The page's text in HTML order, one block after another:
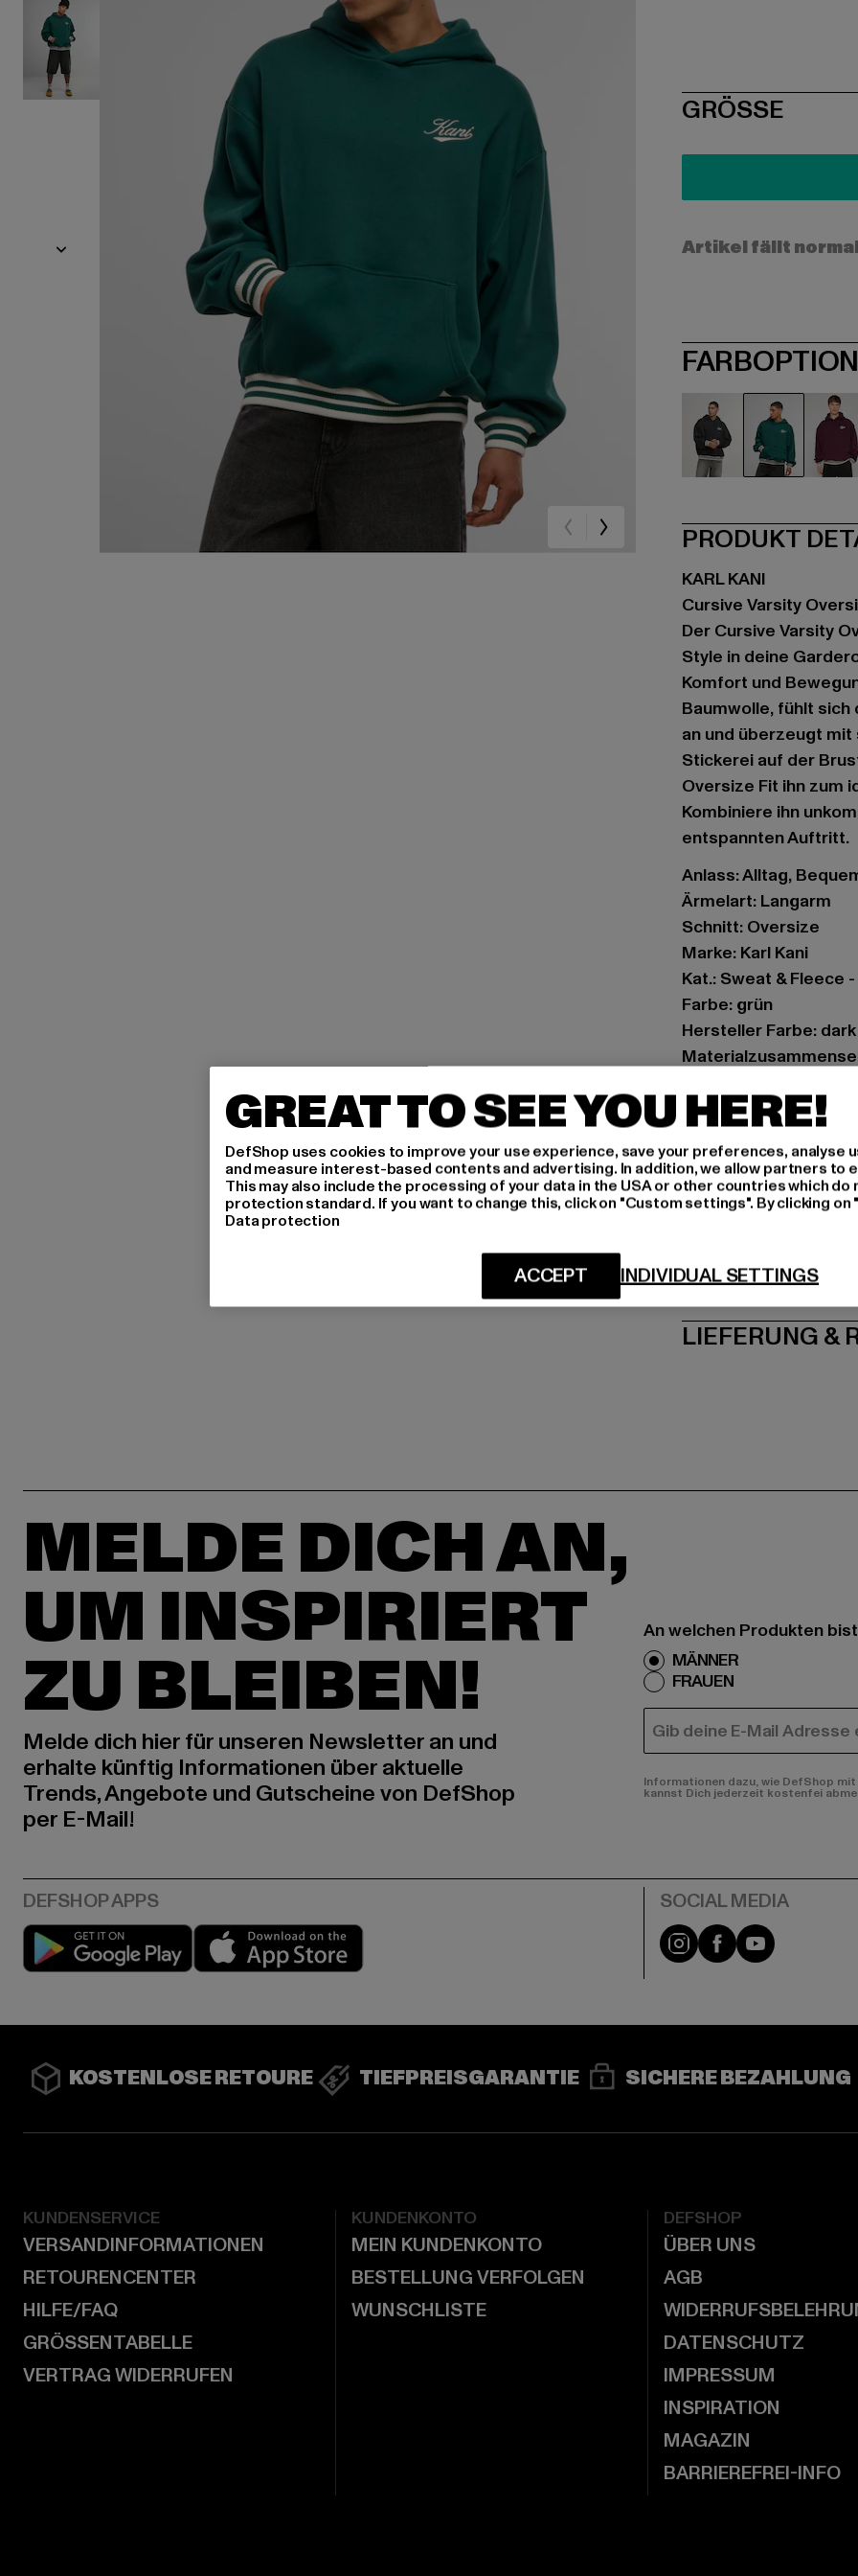
SIZE
GRÖSSE
Artikel fällt
PRODUKT
KARL KANI
Cursive Varsity
Der Cursive Varsity
Style in deine
Komfort und
Baumwolle, fühlt
an und überzeugt
Stickerei auf der
Oversize Fit ihn zum
Kombiniere ihn
entspannten Auftritt.
Anlass: Alltag,
Ärmelart: Langarm
Schnitt: Oversize
Marke: Karl Kani
Kat.: Sweat & Fleece
Farbe: grün
Hersteller Farbe:
Hersteller: Urban
Schanzenstraße 41 |
LIEFERUNG &
MELDE DICH AN,
UM INSPIRIERT
ZU BLEIBEN!
Melde dich hier für unseren Newsletter an und
erhalte künftig Informationen über aktuelle
Trends, Angebote und Gutscheine von DefShop
per E-Mail!
An welchen Produkten
MÄNNER
FRAUEN
E-MAIL
Informationen dazu, wie DefShop
kannst Dich jederzeit kostenfei
Play market Instagram
FacebookYouTube
KOSTENLOSE RETOURE TIEFPREISGARANTIE SICHERE BEZAHLUNG
KUNDENSERVICE
VERSANDINFORMATIONEN
RETOURENCENTER
HILFE/FAQ
GRÖSSENTABELLE
VERTRAG WIDERRUFEN
KUNDENKONTO
MEIN KUNDENKONTO
BESTELLUNG VERFOLGEN
WUNSCHLISTE
DEFSHOP
ÜBER UNS
AGB
DATENSCHUTZ
IMPRESSUM
INSPIRATION
MAGAZIN
BARRIEREFREI-INFO
GREAT TO SEE YOU HERE!
DefShop uses cookies to improve your use experience, save your preferences, analyse
and measure interest-based contents and advertising. In addition, we allow partners to
This may also include the processing of your data in the USA or other countries which do
protection standard. If you want to change this, click on "Custom settings". By clicking
Data protection
INDIVIDUAL SETTINGS
ACCEPT